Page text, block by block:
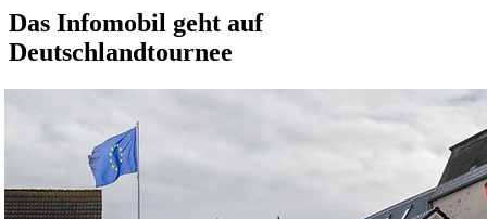
Das Infomobil geht auf
Deutschlandtournee